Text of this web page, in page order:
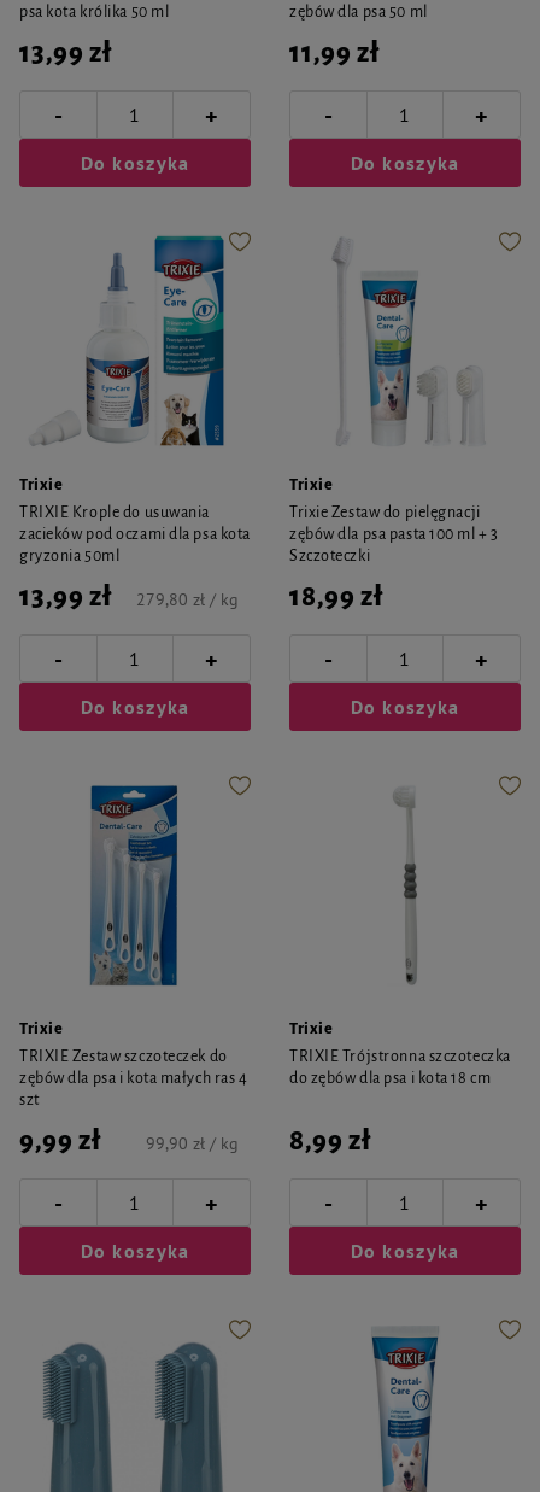
psa kota królika 50 ml
13,99 zł
- +
Do koszyka
zębów dla psa 50 ml
11,99 zł
- +
Do koszyka
Trixie
TRIXIE Krople do usuwania
zacieków pod oczami dla psa kota
gryzonia 50ml
13,99 zł 279,80 zł / kg
- +
Do koszyka
Trixie
Trixie Zestaw do pielęgnacji
zębów dla psa pasta 100 ml + 3
Szczoteczki
18,99 zł
- +
Do koszyka
Trixie
TRIXIE Zestaw szczoteczek do
zębów dla psa i kota małych ras 4
szt
9,99 zł 99,90 zł / kg
- +
Do koszyka
Trixie
TRIXIE Trójstronna szczoteczka
do zębów dla psa i kota 18 cm
8,99 zł
- +
Do koszyka